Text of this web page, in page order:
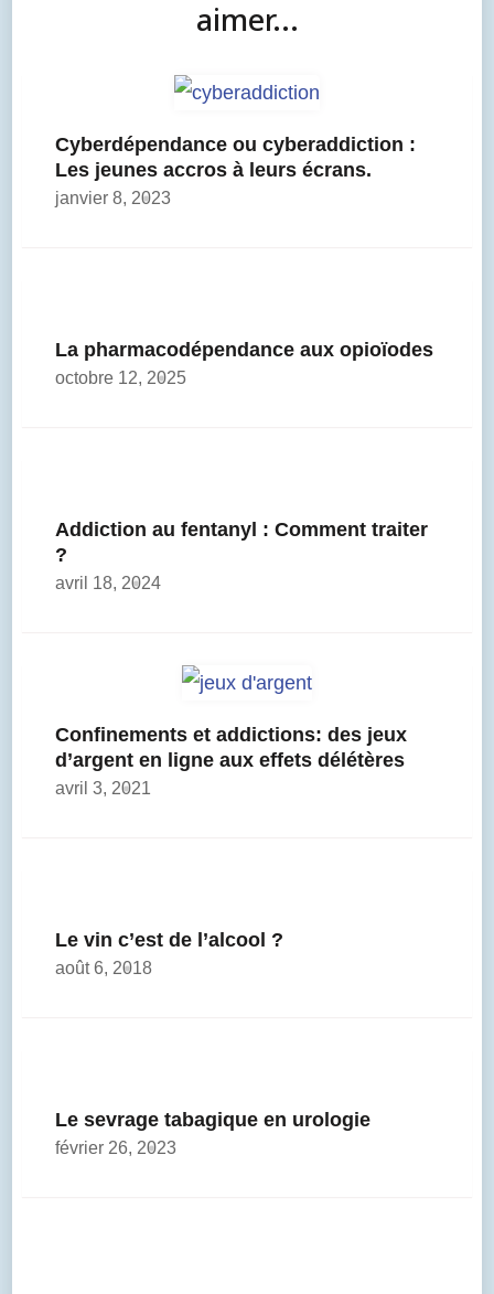
aimer...
Cyberdépendance ou cyberaddiction :
Les jeunes accros à leurs écrans.
janvier 8, 2023
La pharmacodépendance aux opioïodes
octobre 12, 2025
Addiction au fentanyl : Comment traiter
?
avril 18, 2024
Confinements et addictions: des jeux
d’argent en ligne aux effets délétères
avril 3, 2021
Le vin c’est de l’alcool ?
août 6, 2018
Le sevrage tabagique en urologie
février 26, 2023